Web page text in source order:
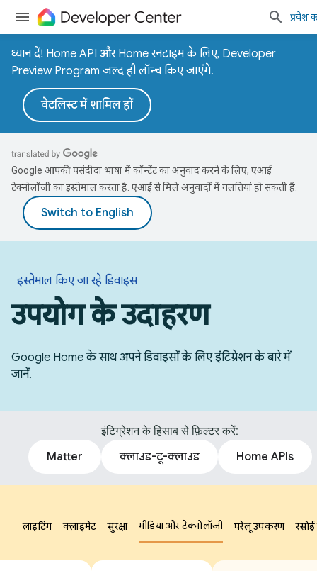
प्रवेश
ध्यान दें! Home API और Home रनटाइम के लिए, Developer
Preview Program जल्द ही लॉन्च किए जाएंगे.
वेटलिस्ट में शामिल हों
Google आपकी पसंदीदा भाषा में कॉन्टेंट का अनुवाद करने के लिए, एआई
टेक्नोलॉजी का इस्तेमाल करता है. एआई से मिले अनुवादों में गलतियां हो सकती हैं.
इस्तेमाल किए जा रहे डिवाइस
उपयोग के उदाहरण
Google Home के साथ अपने डिवाइसों के लिए इंटिग्रेशन के बारे में
जानें.